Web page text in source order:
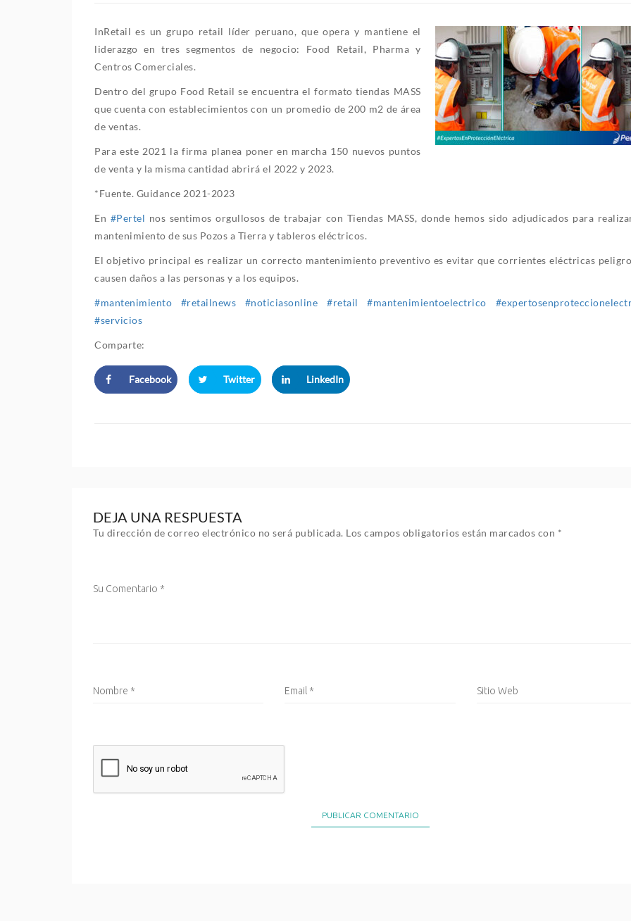
InRetail es un grupo retail líder peruano, que opera y mantiene el
liderazgo en tres segmentos de negocio: Food Retail, Pharma y
Centros Comerciales.
Dentro del grupo Food Retail se encuentra el formato tiendas MASS
que cuenta con establecimientos con un promedio de 200 m2 de área
de ventas.
Para este 2021 la firma planea poner en marcha 150 nuevos puntos
de venta y la misma cantidad abrirá el 2022 y 2023.
*Fuente. Guidance 2021-2023
En #Pertel nos sentimos orgullosos de trabajar con Tiendas MASS, donde hemos sido adjudicados para
mantenimiento de sus Pozos a Tierra y tableros eléctricos.
El objetivo principal es realizar un correcto mantenimiento preventivo es evitar que corrientes eléctricas
causen daños a las personas y a los equipos.
#mantenimiento #retailnews #noticiasonline #retail #mantenimientoelectrico
#servicios
Comparte:
Facebook Twitter LinkedIn
DEJA UNA RESPUESTA
Tu dirección de correo electrónico no será publicada. Los campos obligatorios están marcados con *